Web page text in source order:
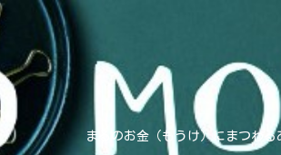
まるのお金（もうけ）にまつわる